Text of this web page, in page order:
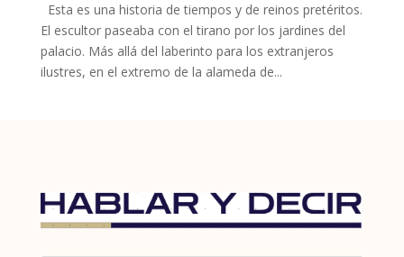
Esta es una historia de tiempos y de reinos pretéritos.
El escultor paseaba con el tirano por los jardines del
palacio. Más allá del laberinto para los extranjeros
ilustres, en el extremo de la alameda de...